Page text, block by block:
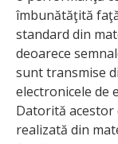
îmbunătăţită
standard din
deoarece
sunt transmise
electronicele de
Datorită acestor
realizată din